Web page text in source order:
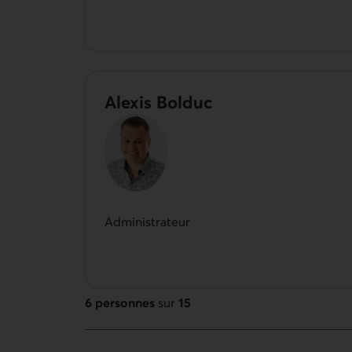
Alexis Bolduc
Administrateur
6 personnes sur 15